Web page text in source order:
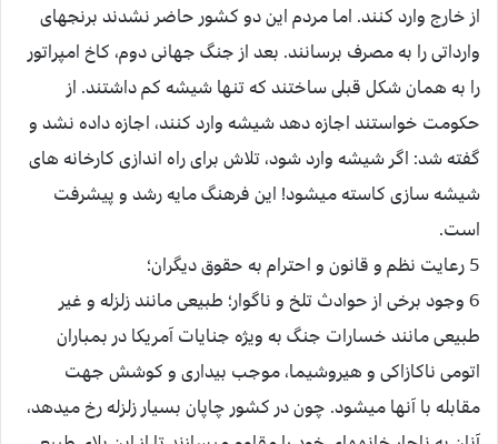
از خارج وارد كنند. اما مردم اين دو كشور حاضر نشدند برنج‏هاى
وارداتى را به مصرف برسانند. بعد از جنگ جهانى دوم، كاخ امپراتور
را به همان شكل قبلى ساختند كه تنها شيشه كم داشتند. از
حكومت خواستند اجازه دهد شيشه وارد كنند، اجازه داده نشد و
گفته شد: اگر شيشه وارد شود، تلاش براى راه اندازى كارخانه هاى
شيشه سازى كاسته ميشود! اين فرهنگ مايه رشد و پيشرفت
است.
5 رعايت نظم و قانون و احترام به حقوق ديگران؛
6 وجود برخى از حوادث تلخ و ناگوار؛ طبيعى مانند زلزله و غير
طبيعى مانند خسارات جنگ به ويژه جنايات آمريكا در بمباران
اتومى ناكازاكى و هيروشيما، موجب بيدارى و كوشش جهت
مقابله با آن‏ها ميشود. چون در كشور چاپان بسيار زلزله رخ ميدهد،